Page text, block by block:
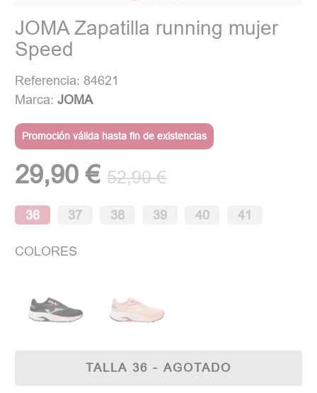
JOMA Zapatilla running mujer
Speed
Referencia: 84621
Marca:JOMA
Promoción válida hasta fin de existencias
29,90 € 52,90 €
36 37 38 39 40 41
COLORES
TALLA 36 - AGOTADO